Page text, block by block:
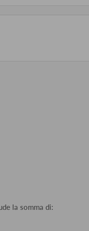
la somma di: